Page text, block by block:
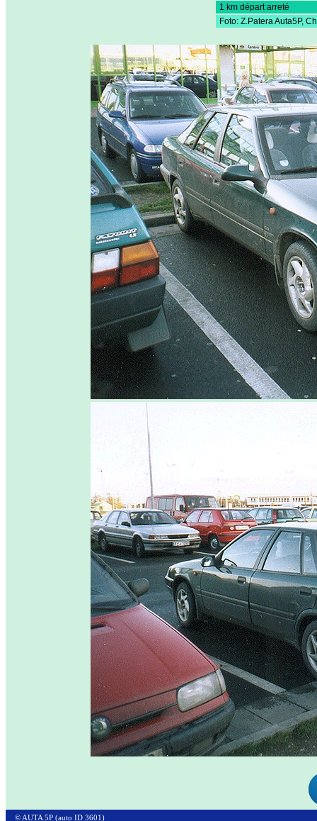
1 km départ arreté
Foto: Z.Patera Auta5P,
© AUTA 5P (auto ID 3601)